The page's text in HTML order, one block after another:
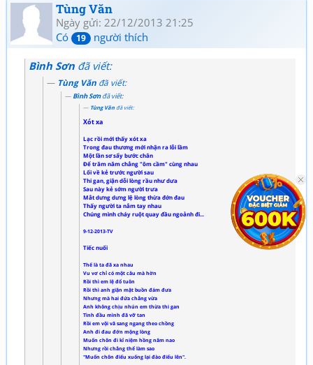
Tùng Văn
Ngày gửi: 22/12/2013 21:25
Có
19 người thích
Bình Sơn đã viết:
Tùng Văn đã viết:
Bình Sơnđã viết:
Tùng Văn đã viết:
Xót xa
Lạc rồi mới thấy xót xa
Trong đau thương mới nhận ra lỗi lầm
Một lần sơ sẩy bước chân
Để trăm năm chẳng "ôm cầm" cùng nhau
Lối về kẻ trước người sau
Thi gan, giận dỗi lòng rầu như dưa
Sau này kẻ sớm người trưa
Mắt dưng dưng lệ lòng thừa đớn đau
Thấy người ta nắm tay nhau
Chúng mình cháy ruột quay đầu ngoảnh đi...
9-12-2013-TV
Tiếc nuối
Thế là ta đã xa nhau
Vu vơ chỉ có một câu mà hờn
Rồi thì em lệ đổ tuôn
Rồi thì anh giận mặt buồn đám đưa
Nhưng mà hai đứa chẳng vừa
Anh không chịu nhún em thừa thi gan
Tình đầu mình đã vỡ tan
Rồi em vội vã sang ngang theo chồng
Anh đi đau đớn mộng lòng
Muốn chôn đi kỉ niệm hồng năm nao
Nhưng rồi chẳng thể làm sao
"Muốn chôn điếu xuống lại đào điếu lên".